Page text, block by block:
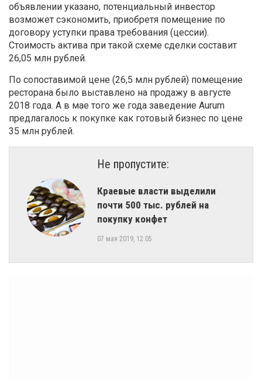
объявлении указано, потенциальный инвестор
возможет сэкономить, приобретя помещение по
договору уступки права требования (цессии).
Стоимость актива при такой схеме сделки составит
26,05 млн рублей.
По сопоставимой цене (26,5 млн рублей) помещение
ресторана было выставлено на продажу в августе
2018 года. А в мае того же года заведение Aurum
предлагалось к покупке как готовый бизнес по цене
35 млн рублей.
Не пропустите:
Краевые власти выделили
почти 500 тыс. рублей на
покупку конфет
07 мая 2019, 12:05